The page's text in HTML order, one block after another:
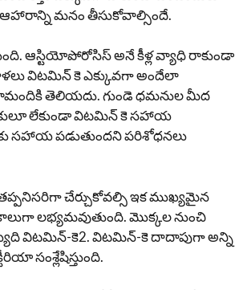
ఆహారాన్ని మ‌నం తీసుకోవాల్సిందే.
ఆస్టియోపోరోసిస్ అనే కీళ్ల వ్యాధి రాకుండా
విట‌మిన్ కె ఎక్కువ‌గా అందేలా
తెలియదు. గుండె ధమనుల మీద
లేకుండా విట‌మిన్ కె స‌హాయ
సహాయ ప‌డుతుంద‌ని ప‌రిశోధ‌న‌లు
చేర్చుకోవల్సి ఇక ముఖ్యమైన
లభ్యమవుతుంది. మొక్కల నుంచి
విటమిన్-కె2. విటమిన్-కె దాదాపుగా అన్ని
సంశ్లేషిస్తుంది.